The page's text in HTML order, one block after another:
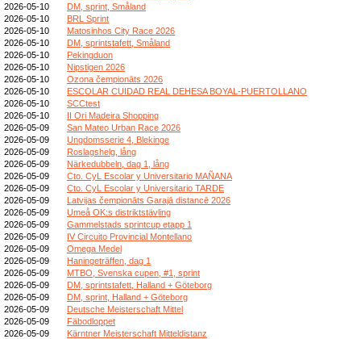
2026-05-10
DM, sprint, Småland
2026-05-10
BRL Sprint
2026-05-10
Matosinhos City Race 2026
2026-05-10
DM, sprintstafett, Småland
2026-05-10
Pekingduon
2026-05-10
Nipstigen 2026
2026-05-10
Ozona čempionāts 2026
2026-05-10
ESCOLAR CUIDAD REAL DEHESA BOYAL-PUERTOLLANO
2026-05-10
SCCtest
2026-05-10
II Ori Madeira Shopping
2026-05-09
San Mateo Urban Race 2026
2026-05-09
Ungdomsserie 4, Blekinge
2026-05-09
Roslagshelg, lång
2026-05-09
Närkedubbeln, dag 1, lång
2026-05-09
Cto. CyL Escolar y Universitario MAÑANA
2026-05-09
Cto. CyL Escolar y Universitario TARDE
2026-05-09
Latvijas čempionāts Garajā distancē 2026
2026-05-09
Umeå OK:s distriktstävling
2026-05-09
Gammelstads sprintcup etapp 1
2026-05-09
IV Circuito Provincial Montellano
2026-05-09
Omega Medel
2026-05-09
Haningeträffen, dag 1
2026-05-09
MTBO, Svenska cupen, #1, sprint
2026-05-09
DM, sprintstafett, Halland + Göteborg
2026-05-09
DM, sprint, Halland + Göteborg
2026-05-09
Deutsche Meisterschaft Mittel
2026-05-09
Fäbodloppet
2026-05-09
Kärntner Meisterschaft Mitteldistanz